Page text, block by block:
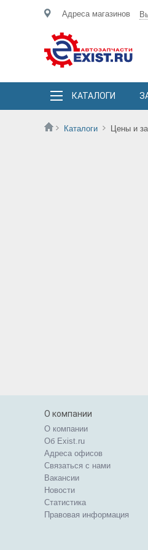
Адреса магазинов
КАТАЛОГИ
Каталоги Цены и
О компании
О компании
Об Exist.ru
Адреса офисов
Связаться с нами
Вакансии
Новости
Статистика
Правовая информация